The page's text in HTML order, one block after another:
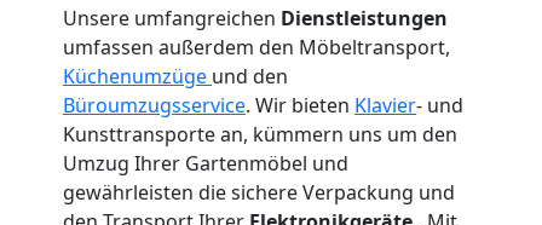
Unsere umfangreichen Dienstleistungen
umfassen außerdem den Möbeltransport,
Küchenumzüge und den
Büroumzugsservice. Wir bieten Klavier- und
Kunsttransporte an, kümmern uns um den
Umzug Ihrer Gartenmöbel und
gewährleisten die sichere Verpackung und
Umzug
Wolfsberg